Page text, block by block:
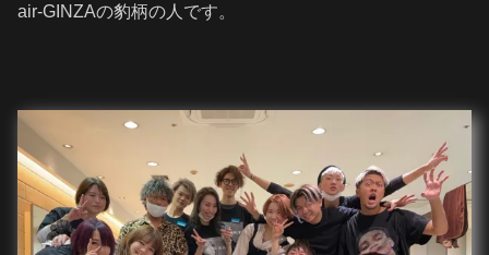
air-GINZAの豹柄の人です。